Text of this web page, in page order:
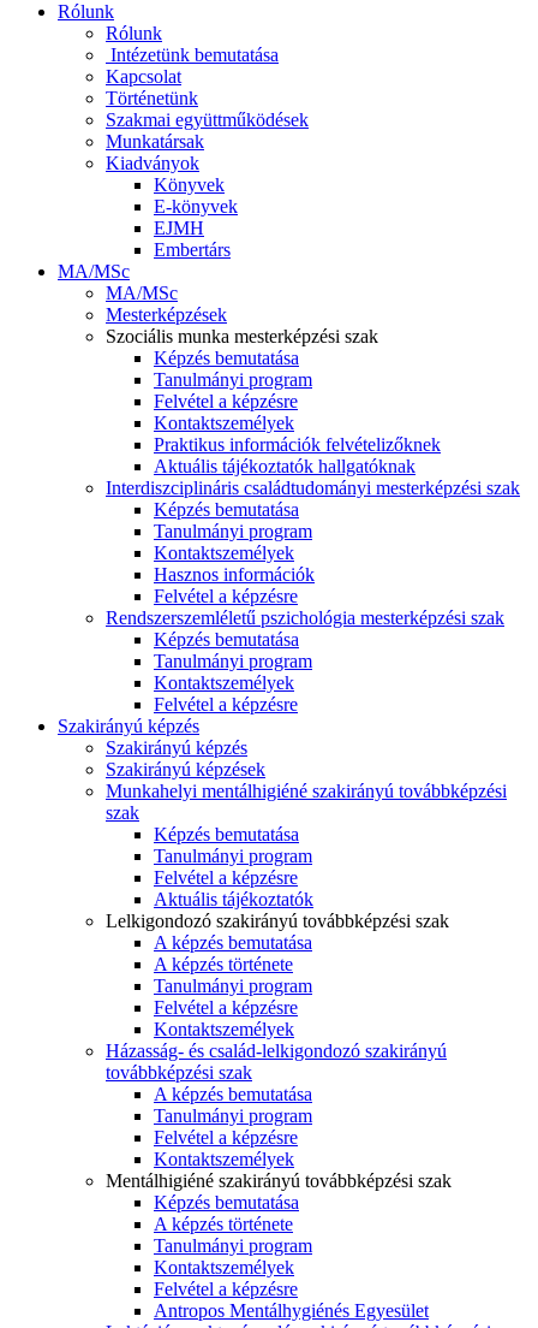
Rólunk
Rólunk
Intézetünk bemutatása
Kapcsolat
Történetünk
Szakmai együttműködések
Munkatársak
Kiadványok
Könyvek
E-könyvek
EJMH
Embertárs
MA/MSc
MA/MSc
Mesterképzések
Szociális munka mesterképzési szak
Képzés bemutatása
Tanulmányi program
Felvétel a képzésre
Kontaktszemélyek
Praktikus információk felvételizőknek
Aktuális tájékoztatók hallgatóknak
Interdiszciplináris családtudományi mesterképzési szak
Képzés bemutatása
Tanulmányi program
Kontaktszemélyek
Hasznos információk
Felvétel a képzésre
Rendszerszemléletű pszichológia mesterképzési szak
Képzés bemutatása
Tanulmányi program
Kontaktszemélyek
Felvétel a képzésre
Szakirányú képzés
Szakirányú képzés
Szakirányú képzések
Munkahelyi mentálhigiéné szakirányú továbbképzési
szak
Képzés bemutatása
Tanulmányi program
Felvétel a képzésre
Aktuális tájékoztatók
Lelkigondozó szakirányú továbbképzési szak
A képzés bemutatása
A képzés története
Tanulmányi program
Felvétel a képzésre
Kontaktszemélyek
Házasság- és család-lelkigondozó szakirányú
továbbképzési szak
A képzés bemutatása
Tanulmányi program
Felvétel a képzésre
Kontaktszemélyek
Mentálhigiéné szakirányú továbbképzési szak
Képzés bemutatása
A képzés története
Tanulmányi program
Kontaktszemélyek
Felvétel a képzésre
Antropos Mentálhygiénés Egyesület